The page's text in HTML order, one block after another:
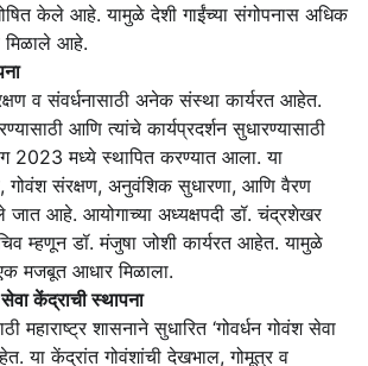
घोषित केले आहे. यामुळे देशी गाईंच्या संगोपनास अधिक
मिळाले आहे.
व संवर्धनासाठी अनेक संस्था कार्यरत आहेत.
आणि त्यांचे कार्यप्रदर्शन सुधारण्यासाठी
2023 मध्ये स्थापित करण्यात आला. या
गोवंश संरक्षण, अनुवंशिक सुधारणा, आणि वैरण
जात आहे. आयोगाच्या अध्यक्षपदी डॉ. चंद्रशेखर
म्हणून डॉ. मंजुषा जोशी कार्यरत आहेत. यामुळे
एक मजबूत आधार मिळाला.
केंद्राची स्थापना
महाराष्ट्र शासनाने सुधारित ‘गोवर्धन गोवंश सेवा
या केंद्रांत गोवंशांची देखभाल, गोमूत्र व